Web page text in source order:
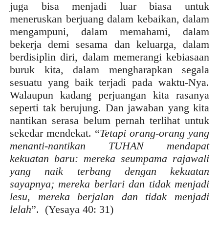
juga bisa menjadi luar biasa untuk
meneruskan berjuang dalam kebaikan, dalam
mengampuni, dalam memahami, dalam
bekerja demi sesama dan keluarga, dalam
berdisiplin diri, dalam memerangi kebiasaan
buruk kita, dalam mengharapkan segala
sesuatu yang baik terjadi pada waktu-Nya.
Walaupun kadang perjuangan kita rasanya
seperti tak berujung. Dan jawaban yang kita
nantikan serasa belum pernah terlihat untuk
sekedar mendekat. “Tetapi orang-orang yang
menanti-nantikan TUHAN mendapat
kekuatan baru: mereka seumpama rajawali
yang naik terbang dengan kekuatan
sayapnya; mereka berlari dan tidak menjadi
lesu, mereka berjalan dan tidak menjadi
lelah”. (Yesaya 40: 31)